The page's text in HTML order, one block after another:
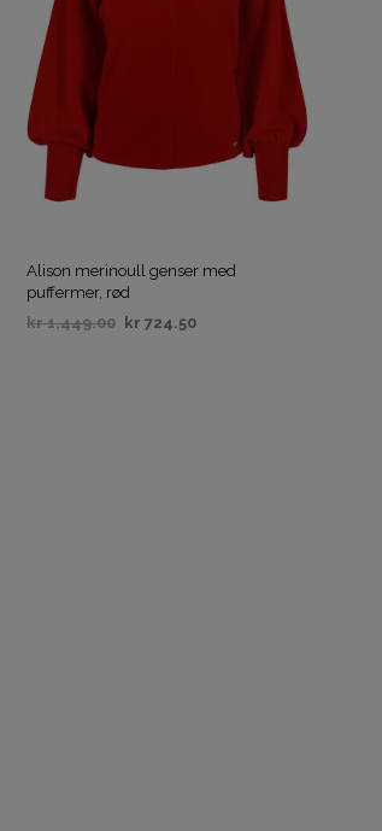
Alison merinoull genser med
puffermer, rød
kr1,449.00 kr 724.50